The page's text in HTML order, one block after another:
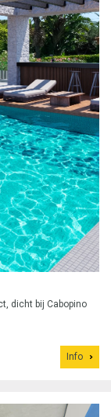
dicht bij Cabopino
Info